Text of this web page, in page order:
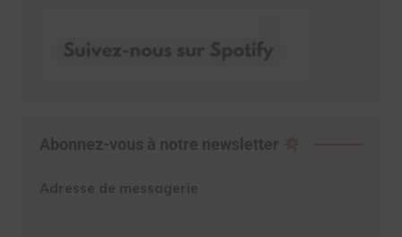
Abonnez-vous à notre newsletter
Adresse de messagerie